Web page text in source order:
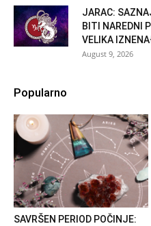
JARAC:
BITI NAREDNI
VELIKA
August 9, 2026
Popularno
SAVRŠEN PERIOD POČINJE: